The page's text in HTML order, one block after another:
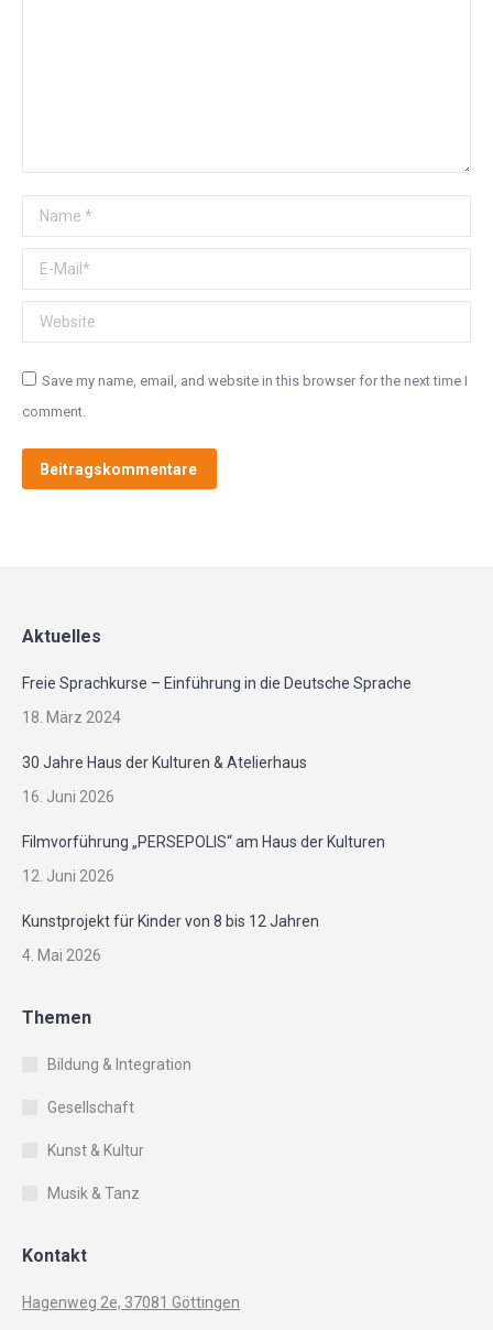
Name *
E-Mail *
Website
Save my name, email, and website in this browser for the next time I
comment.
Beitragskommentare
Aktuelles
Freie Sprachkurse – Einführung in die Deutsche Sprache
18. März 2024
30 Jahre Haus der Kulturen & Atelierhaus
16. Juni 2026
Filmvorführung „PERSEPOLIS“ am Haus der Kulturen
12. Juni 2026
Kunstprojekt für Kinder von 8 bis 12 Jahren
4. Mai 2026
Themen
Bildung & Integration
Gesellschaft
Kunst & Kultur
Musik & Tanz
Kontakt
Hagenweg 2e, 37081 Göttingen